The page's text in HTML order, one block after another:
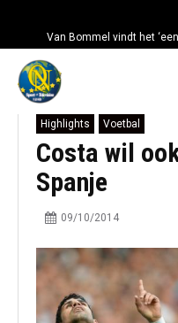
Van Bommel vindt het
Highlights Voetbal
Costa wil
Spanje
09/10/2014